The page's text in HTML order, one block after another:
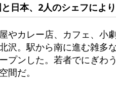
日本、2人のシェフによ
やカレー店、カフェ、小
沢。駅から南に進む雑多
プンした。若者でにぎわ
間だ。